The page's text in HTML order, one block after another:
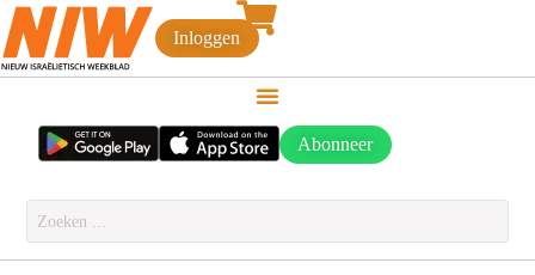
Inloggen
Abonneer